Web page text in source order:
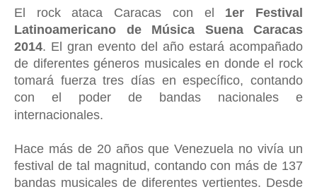
El rock ataca Caracas con el
1er Festival
Latinoamericano de Música Suena Caracas
2014. El gran evento del año estará acompañado
de diferentes géneros musicales en donde el rock
tomará fuerza tres días en específico, contando
con el poder de bandas nacionales e
internacionales.
Hace más de 20 años que Venezuela no vivía un
festival de tal magnitud, contando con más de 137
bandas musicales de diferentes vertientes. Desde